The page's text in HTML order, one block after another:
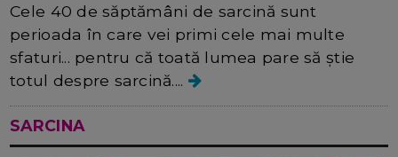
Cele 40 de săptămâni de sarcină sunt
perioada în care vei primi cele mai multe
sfaturi... pentru că toată lumea pare să știe
totul despre sarcină....
SARCINA